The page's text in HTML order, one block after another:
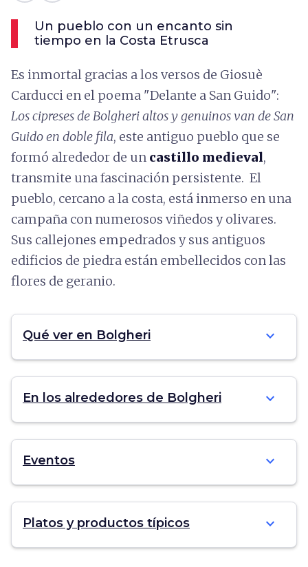
Un pueblo con un encanto sin
tiempo en la Costa Etrusca
Es inmortal gracias a los versos de Giosuè
Carducci en el poema "Delante a San Guido":
Los cipreses de Bolgheri altos y genuinos van de San
Guido en doble fila, este antiguo pueblo que se
formó alrededor de un castillo medieval,
transmite una fascinación persistente. El
pueblo, cercano a la costa, está inmerso en una
campaña con numerosos viñedos y olivares.
Sus callejones empedrados y sus antiguos
edificios de piedra están embellecidos con las
flores de geranio.
Qué ver en Bolgheri expand_more
En los alrededores de Bolgheri expand_more
Eventos expand_more
Platos y productos típicos expand_more